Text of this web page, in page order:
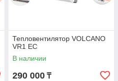
Тепловентилятор VOLCANO
VR1 ЕC
В наличии
290 000 ₸